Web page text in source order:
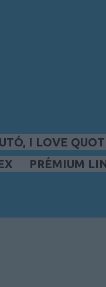
I LOVE
PRÉMIUM